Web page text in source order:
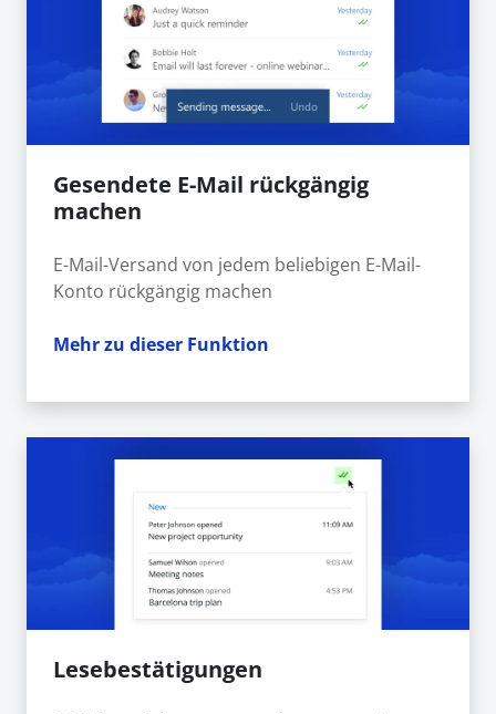
Gesendete E-Mail rückgängig
machen
E-Mail-Versand von jedem beliebigen E-Mail-
Konto rückgängig machen
Mehr zu dieser Funktion
Lesebestätigungen